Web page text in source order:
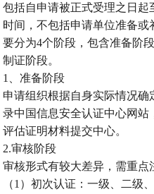
包括自申请被正式受理之日
时间，不包括申请单位准备
要分为4个阶段，包含准备阶
制证阶段。
1、准备阶段
申请组织根据自身实际情况
录中国信息安全认证中心网站
评估证明材料提交中心。
2.审核阶段
审核形式有较大差异，需重点
（1）初次认证：一级、二级